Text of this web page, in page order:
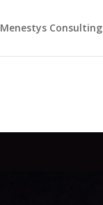
Menestys Consulting